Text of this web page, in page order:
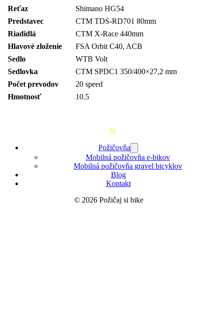
Reťaz
Shimano HG54
Predstavec
CTM TDS-RD701 80mm
Riadidlá
CTM X-Race 440mm
Hlavové zloženie
FSA Orbit C40, ACB
Sedlo
WTB Volt
Sedlovka
CTM SPDC1 350/400×27,2 mm
Počet prevodov
20 speed
Hmotnosť
10.5
Si
Požičovňa
Mobilná požičovňa e-bikov
Mobilná požičovňa gravel bicyklov
Blog
Kontakt
© 2026 Požičaj si bike